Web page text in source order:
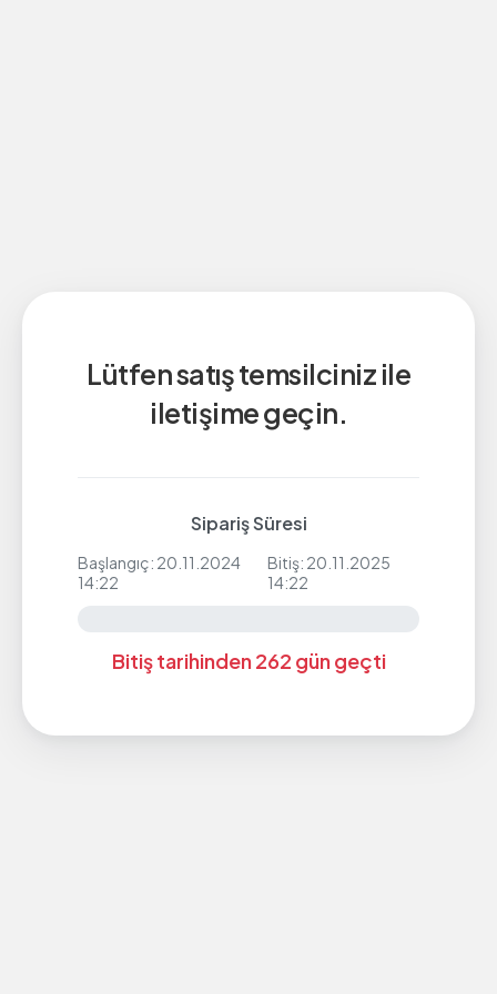
Lütfen satış temsilciniz ile
iletişime geçin.
Sipariş Süresi
Başlangıç: 20.11.2024
14:22
Bitiş: 20.11.2025
14:22
Bitiş tarihinden 262 gün geçti